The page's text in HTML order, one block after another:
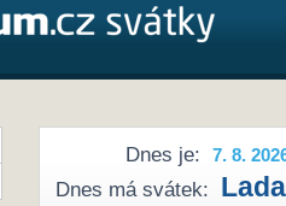
Dnes je: 7. 8.
Dnes má svátek: Lada